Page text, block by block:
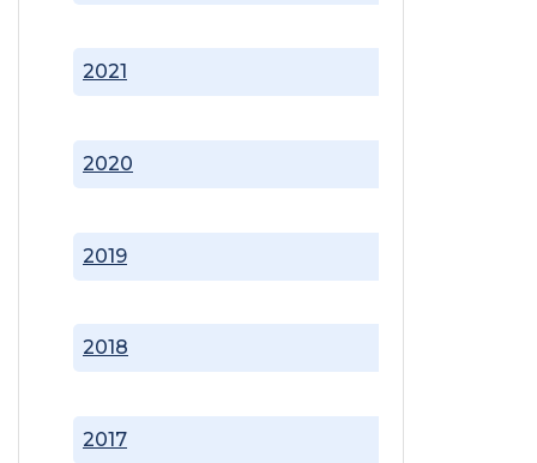
2017
2018
2019
2020
2021